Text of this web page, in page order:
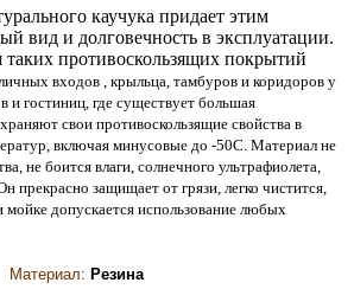
каучука придает этим
вид и долговечность в эксплуатации.
противоскользящих покрытий
входов , крыльца, тамбуров и коридоров у
и гостиниц, где существует большая
свои противоскользящие свойства в
включая минусовые до -50С. Материал не
не боится влаги, солнечного ультрафиолета,
прекрасно защищает от грязи, легко чистится,
мойке допускается использование любых
Материал: Резина